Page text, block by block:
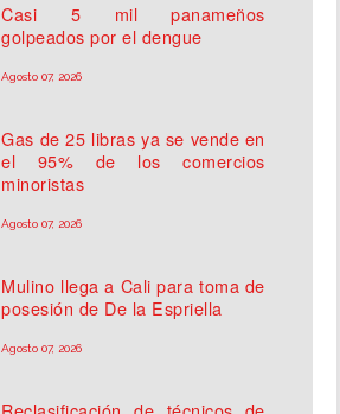
Casi 5 mil panameños
golpeados por el dengue
Agosto 07, 2026
Gas de 25 libras ya se vende en
el 95% de los comercios
minoristas
Agosto 07, 2026
Mulino llega a Cali para toma de
posesión de De la Espriella
Agosto 07, 2026